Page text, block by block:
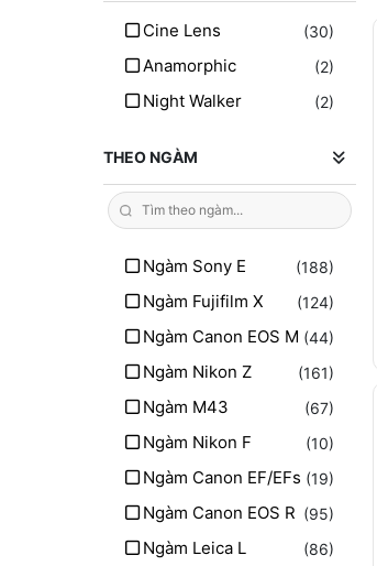
Cine Lens (30)
Anamorphic (2)
Night Walker (2)
THEO NGÀM
Ngàm Sony E (188)
Ngàm Fujifilm X (124)
Ngàm Canon EOS M (44)
Ngàm Nikon Z (161)
Ngàm M43 (67)
Ngàm Nikon F (10)
Ngàm Canon EF/EFs (19)
Ngàm Canon EOS R (95)
Ngàm Leica L (86)